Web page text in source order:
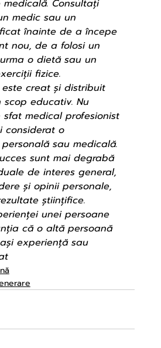
Consultați
medic sau un
înainte de a începe
nou, de a folosi un
o dietă sau un
fizice.
este creat și distribuit
educativ. Nu
sfat medical profesionist
considerat o
sau medicală.
sunt mai degrabă
de interes general,
și opinii personale,
științifice.
unei persoane
că o altă persoană
experiență sau